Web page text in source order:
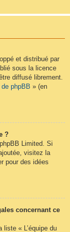
et distribué par
sous la licence
diffusé librement.
phpBB » (en
?
Limited. Si
visitez la
pour des idées
concernant ce
liste « L’équipe du